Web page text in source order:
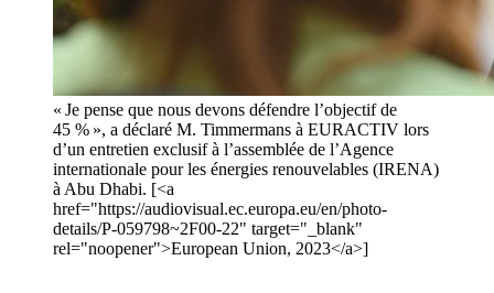
« Je pense que nous devons défendre l’objectif de
45 % », a déclaré M. Timmermans à EURACTIV lors
d’un entretien exclusif à l’assemblée de l’Agence
internationale pour les énergies renouvelables (IRENA)
à Abu Dhabi. [<a
href="https://audiovisual.ec.europa.eu/en/photo-
details/P-059798~2F00-22" target="_blank"
rel="noopener">European Union, 2023</a>]